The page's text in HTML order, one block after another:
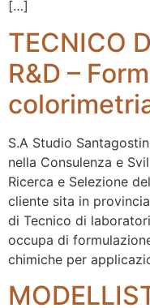
[…]
TECNICO
R&D –
S.A Studio
nella Consulenza e
Ricerca e Selezione
cliente sita in
di Tecnico di
occupa di
chimiche per